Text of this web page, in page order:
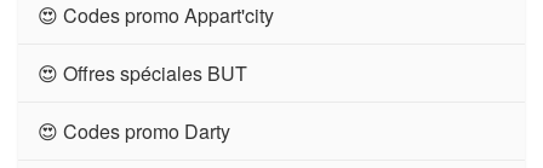
😍 Codes promo Appart'city
😍 Offres spéciales BUT
😍 Codes promo Darty